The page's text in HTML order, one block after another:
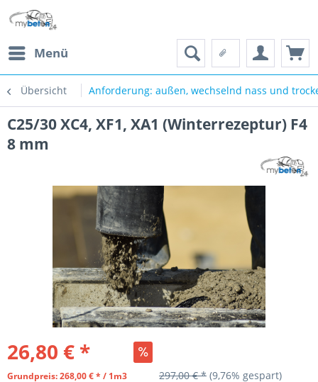
Menü
Übersicht Anforderung: außen, wechselnd nass und
C25/30 XC4, XF1, XA1 (Winterrezeptur) F4
8 mm
26,80 € *
Grundpreis: 268,00 € * / 1m3 297,00 € * (9,76% gespart)